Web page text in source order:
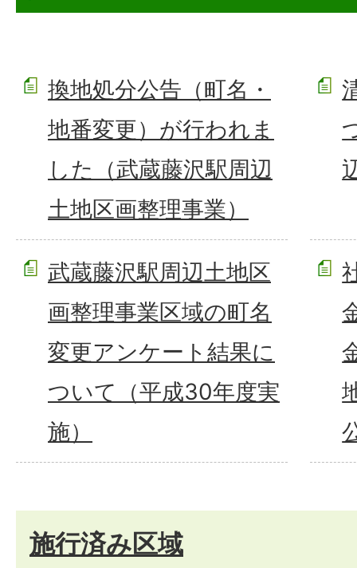
換地処分公告（町名・
地番変更）が行われま
した（武蔵藤沢駅周辺
土地区画整理事業）
武蔵藤沢駅周辺土地区
画整理事業区域の町名
変更アンケート結果に
ついて（平成30年度実
施）
施行済み区域